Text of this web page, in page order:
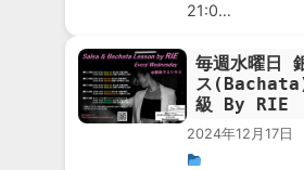
21:0…
毎週水曜日
ス
級 By RIE
2024年12月17日